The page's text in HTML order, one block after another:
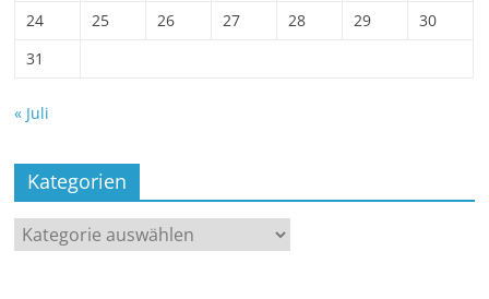
24
25 26 27 28 29
30
31
« Juli
Kategorien
Kategorien